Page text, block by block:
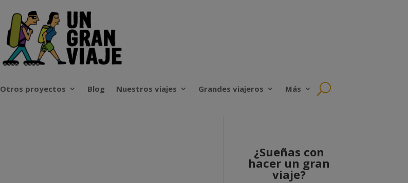
Otros proyectos Blog Nuestros viajes Grandes viajeros Más
¿Sueñas con
hacer un gran
viaje?